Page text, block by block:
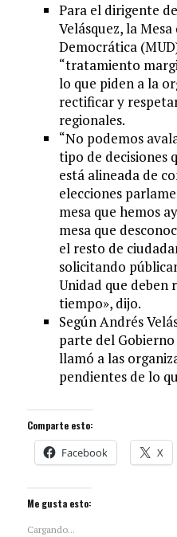
Para el dirigente
Velásquez, la
Democrática
“tratamiento
lo que piden a la
rectificar y
regionales.
“No podemos
tipo de decisiones
está alineada de
elecciones
mesa que hemos
mesa que
el resto de
solicitando
Unidad que deben
tiempo», dijo.
Según Andrés
parte del
llamó a las
pendientes de lo
Comparte esto:
Facebook X
Me gusta esto:
Cargando...